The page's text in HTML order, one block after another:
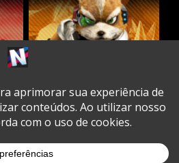
Instagram
YoutubeSpotifyCookie